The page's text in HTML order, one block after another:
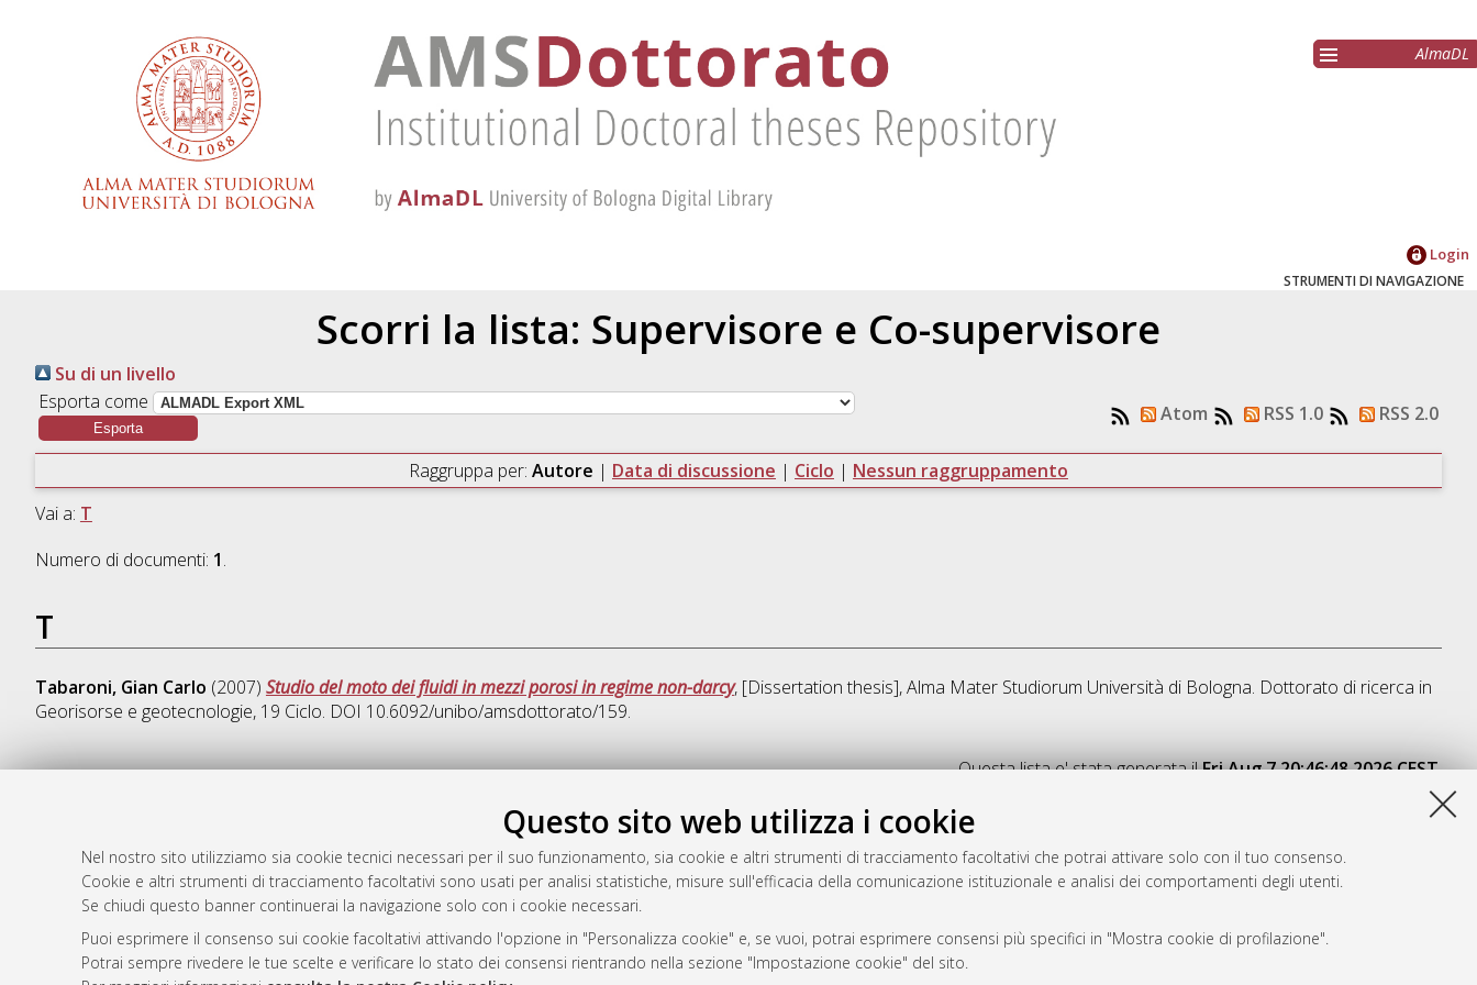
Questo sito web utilizza i cookie
Nel nostro sito utilizziamo sia cookie tecnici necessari per il suo funzionamento, sia cookie e altri strumenti di tracciamento facoltativi che potrai attivare solo con il tuo consenso.
Cookie e altri strumenti di tracciamento facoltativi sono usati per analisi statistiche, misure sull'efficacia della comunicazione istituzionale e analisi dei comportamenti degli utenti.
Se chiudi questo banner continuerai la navigazione solo con i cookie necessari.
Puoi esprimere il consenso sui cookie facoltativi attivando l'opzione in "Personalizza cookie" e, se vuoi, potrai esprimere consensi più specifici in "Mostra cookie di profilazione".
Potrai sempre rivedere le tue scelte e verificare lo stato dei consensi rientrando nella sezione "Impostazione cookie" del sito.
AlmaDL
Login
STRUMENTI DI NAVIGAZIONE
Scorri la lista: Supervisore e Co-supervisore
Su di un livello
Esporta come
Atom RSS 1.0 RSS 2.0
Raggruppa per: Autore | Data di discussione | Ciclo | Nessun raggruppamento
Vai a: T
Numero di documenti: 1.
T
Tabaroni, Gian Carlo (2007) Studio del moto dei fluidi in mezzi porosi in regime non-darcy, [Dissertation thesis], Alma Mater Studiorum Università di Bologna. Dottorato di ricerca in
Georisorse e geotecnologie, 19 Ciclo. DOI 10.6092/unibo/amsdottorato/159.
Questa lista e' stata generata ilFri Aug 7 20:46:48 2026 CEST.
Rss 1.0
Rss 2.0
AMS Dottorato
ISSN: 2038-7946
Servizio implementato e gestito daAlmaDL
Impostazioni Cookie
Informativa sulla privacy
Condizioni d’uso del sito